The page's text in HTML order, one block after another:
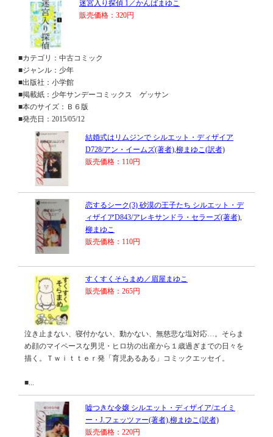
迷宮入り探偵 1／かんばまゆこ
販売価格：320円
■カテゴリ：中古コミック
■ジャンル：少年
■出版社：小学館
■掲載紙：少年サンデーコミックス ゲッサン
■本のサイズ：Ｂ６版
■発売日：2015/05/12
結婚式はリムジンで シルエット・ディザイア
D728/アン・イームズ(著者),柳まゆこ(訳者)
販売価格：110円
恋するシーク(3) 砂漠の王子たち シルエット・デ
ィザイアD843/アレキサンドラ・セラーズ(著者),
柳まゆこ
販売価格：110円
すくすくそらまめ／眉屋まゆこ
販売価格：265円
泣き止まない、寝付かない、動かない、無慈悲な塩対応…。そらま
め顔のマイペースな男児・ヒロ坊の出産から１歳過ぎまでの日々を
描く。Ｔｗｉｔｔｅｒ発「育児あるある」コミックエッセイ。
■...
嘘つきな令嬢 シルエット・ディザイア/エイミ
ー・J.フェッツァー(著者),柳まゆこ(訳者)
販売価格：220円